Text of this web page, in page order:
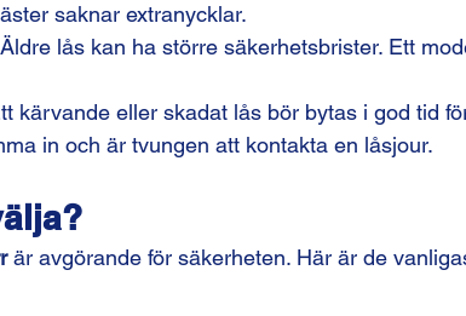
saknar extranycklar.
lås kan ha större säkerhetsbrister. Ett
kärvande eller skadat lås bör bytas i god tid
in och är tvungen att kontakta en låsjour.
är avgörande för säkerheten. Här är de